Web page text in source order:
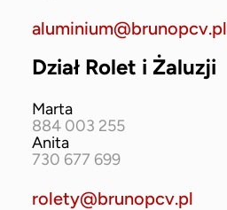
aluminium@brunopcv.pl
Dział Rolet i Żaluzji
Marta
884 003 255
Anita
730 677 699
rolety@brunopcv.pl